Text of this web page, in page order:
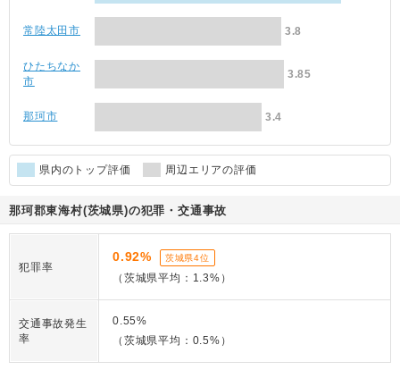
常陸太田市 3.8
ひたちなか
市
3.85
那珂市 3.4
県内のトップ評価 周辺エリアの評価
那珂郡東海村(茨城県)の犯罪・交通事故
犯罪率
0.92% 茨城県4位
（茨城県平均：1.3%）
交通事故発生
率
0.55%
（茨城県平均：0.5%）